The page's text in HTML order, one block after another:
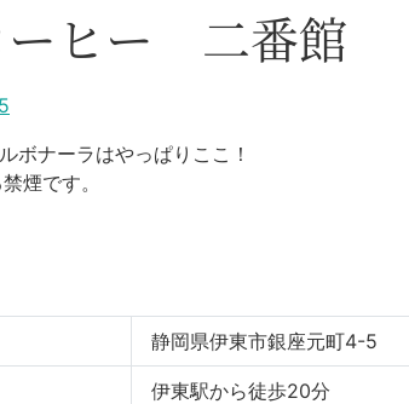
ーヒー 二番館
ボナーラはやっぱりここ！
煙です。
静岡県伊東市銀座元町4-5
伊東駅から徒歩20分